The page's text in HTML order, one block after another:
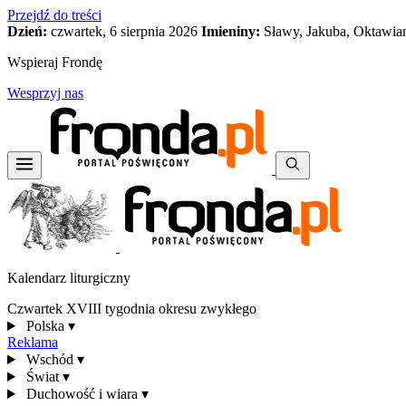
Przejdź do treści
Dzień: czwartek, 6 sierpnia 2026 Imieniny: Sławy, Jakuba,
Wspieraj Frondę
Wesprzyj nas
Kalendarz liturgiczny
Czwartek XVIII tygodnia okresu zwykłego
Polska ▾
Reklama
Wschód ▾
Świat ▾
Duchowość i wiara ▾